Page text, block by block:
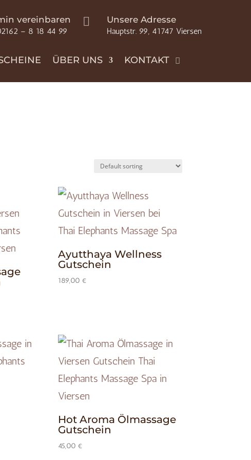
vereinbaren
– 8 18 44 99
 Unsere Adresse
Hauptstr. 99, 41747 Viersen
ÜBER UNS KONTAKT
Ayutthaya Wellness
Gutschein
189,00 €
Hot Aroma Ölmassage
Gutschein
45,00 €